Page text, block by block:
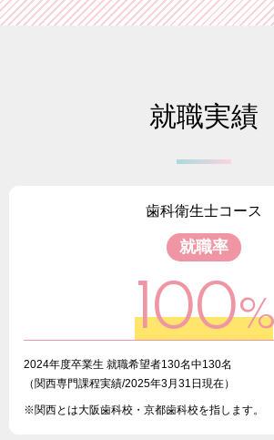
就職実績
歯科衛生士コース
就職率
100%
2024年度卒業生 就職希望者130名中130名
（関西専門課程実績/2025年3月31日現在）
※関西とは大阪歯科校・京都歯科校を指します。